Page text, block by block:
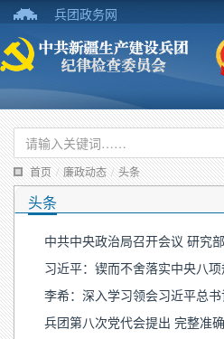
兵团政务网
首页 / 廉政动态 / 头条
头条